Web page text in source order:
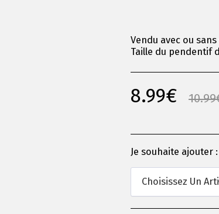
Vendu avec ou
Taille du pendentif
8.99€ 10.99
Je souhaite ajouter :
Choisissez Un